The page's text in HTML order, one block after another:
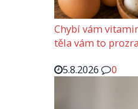
Chybí vám
těla vám to
5.8.2026
0